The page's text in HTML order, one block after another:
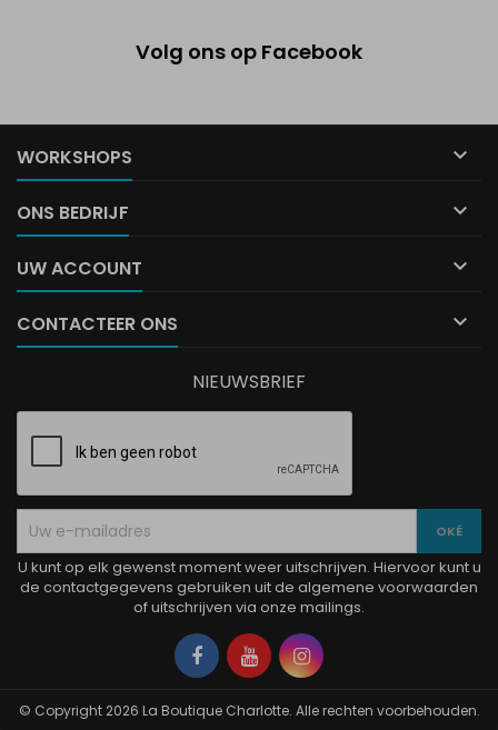
Volg ons op Facebook
WORKSHOPS 
ONS BEDRIJF 
UW ACCOUNT 
CONTACTEER ONS 
NIEUWSBRIEF
U kunt op elk gewenst moment weer uitschrijven. Hiervoor kunt u
de contactgegevens gebruiken uit de algemene voorwaarden
of uitschrijven via onze mailings.
Facebook
YouTubeInstagram
© Copyright 2026 La Boutique Charlotte. Alle rechten voorbehouden.